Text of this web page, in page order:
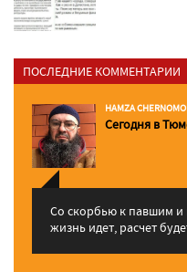
ПОСЛЕДНИЕ КОММЕНТАРИИ
HAMZA
Сегодня в
Со скорбью к павшим и
жизнь идет, расчет